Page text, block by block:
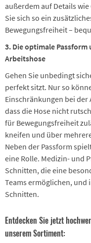
außerdem auf Details
Sie sich so ein
Bewegungsfreiheit –
3. Die optimale
Arbeitshose
Gehen Sie unbedingt
perfekt sitzt. Nur so
Einschränkungen bei der
dass die Hose nicht
für Bewegungsfreiheit
kneifen und über
Neben der Passform
eine Rolle. Medizin- und
Schnitten, die eine
Teams ermöglichen, und
Schnitten.
Entdecken Sie jetzt
unserem Sortiment: